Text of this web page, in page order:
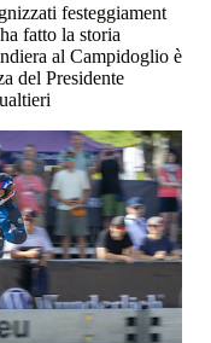
festeggiament
fatto la storia
al Campidoglio è
del Presidente